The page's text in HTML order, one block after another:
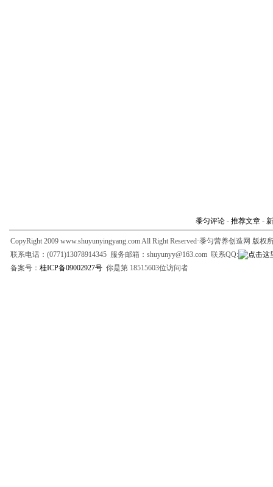
黍匀评论 - 推荐文章 -
CopyRight 2009 www.shuyunyingyang.com All Right Reserved·黍匀营养创造网 版权
联系电话：(0771)13078914345 服务邮箱：shuyunyy@163.com 联系QQ:
备案号： 桂ICP备09002927号 你是第 18515603位访问者